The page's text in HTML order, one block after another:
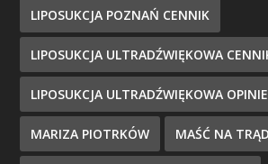
LIPOSUKCJA POZNAŃ CENNIK
LIPOSUKCJA ULTRADŹWIĘKOWA
LIPOSUKCJA ULTRADŹWIĘKOWA OPINIE
MARIZA PIOTRKÓW MAŚĆ NA